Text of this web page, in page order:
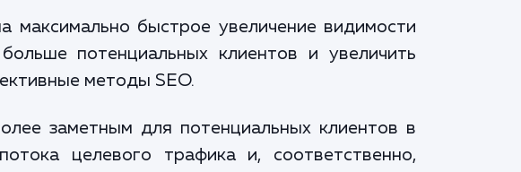
максимально быстрое увеличение видимости
потенциальных клиентов и увеличить
методы SEO.
заметным для потенциальных клиентов в
целевого трафика и, соответственно,